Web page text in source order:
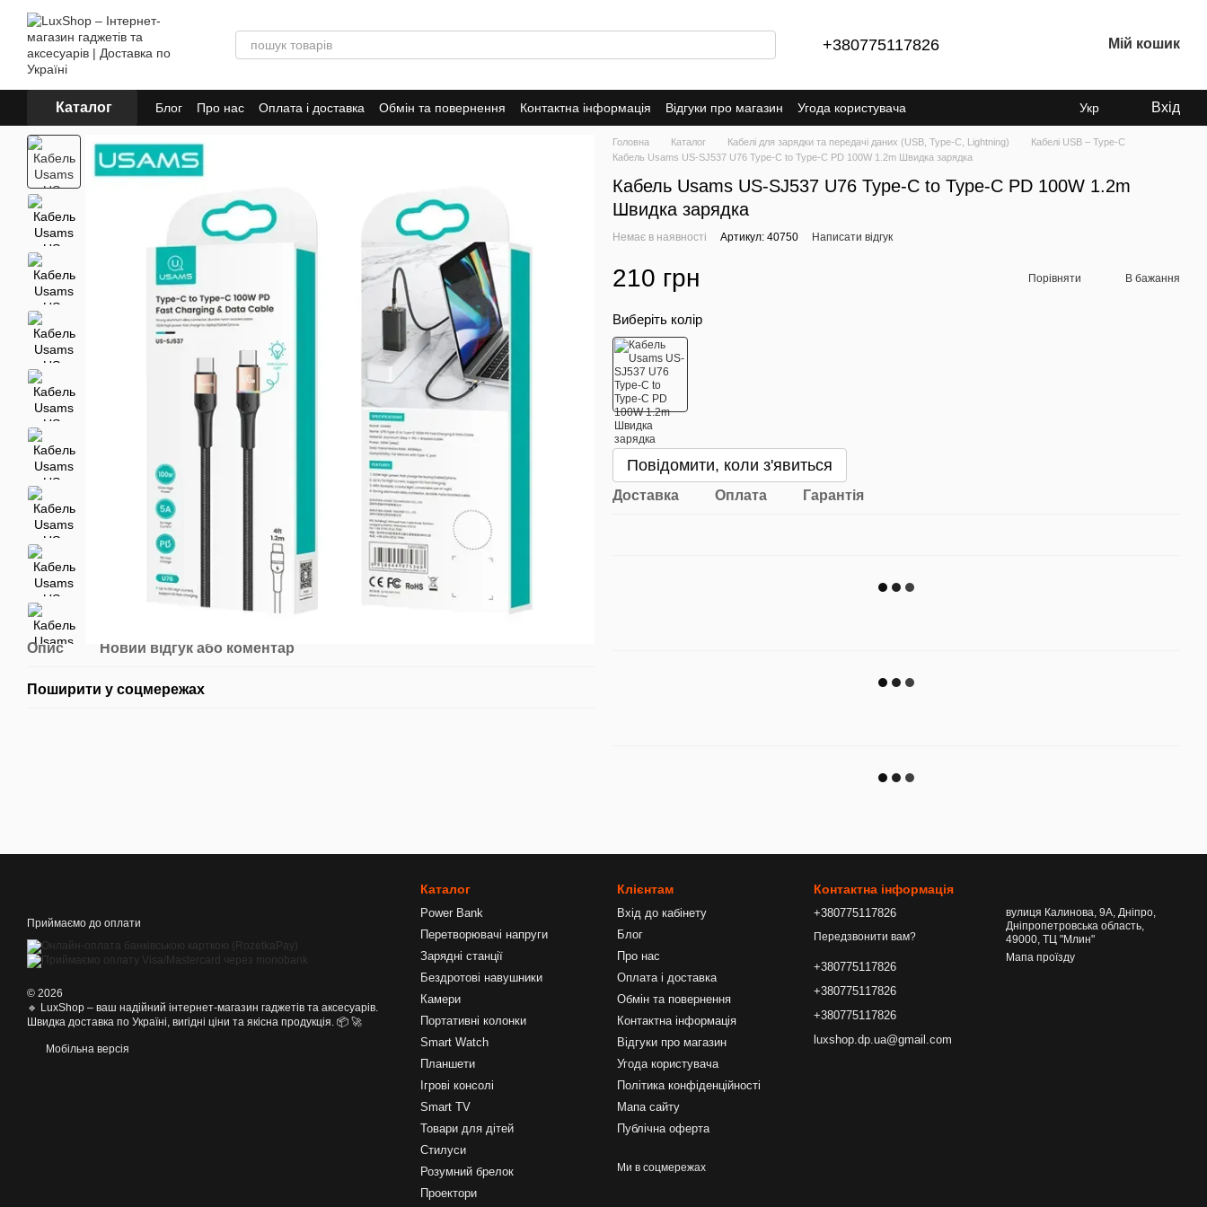
Перейти до основного контенту
+380775117826 Мій кошик
Каталог Блог Про нас Оплата і доставка Обмін та повернення Контактна інформація Відгуки про магазин
Угода користувача
Політика конфіденційності
Публічна оферта
Укр Вхід
Опис Новий відгук або коментар
Поширити у соцмережах
Головна Каталог Кабелі для зарядки та передачі даних (USB, Type-C, Lightning)
Кабелі USB – Type-C
Кабель Usams US-SJ537 U76 Type-C to Type-C PD 100W 1.2m Швидка зарядка
Кабель Usams US-SJ537 U76 Type-C to Type-C PD 100W 1.2m
Швидка зарядка
Немає в наявності Артикул: 40750 Написати відгук
210 грн Порівняти В бажання
Виберіть колір
Повідомити, коли з'явиться
Доставка Оплата Гарантія
Приймаємо до оплати
© 2026
🔹 LuxShop – ваш надійний інтернет-магазин гаджетів та аксесуарів.
Швидка доставка по Україні, вигідні ціни та якісна продукція. 📦 🚀
Мобільна версія
Каталог
Power Bank
Перетворювачі напруги
Зарядні станції
Бездротові навушники
Камери
Портативні колонки
Smart Watch
Планшети
Ігрові консолі
Smart TV
Товари для дітей
Стилуси
Розумний брелок
Проектори
Клієнтам
Вхід до кабінету
Блог
Про нас
Оплата і доставка
Обмін та повернення
Контактна інформація
Відгуки про магазин
Угода користувача
Політика конфіденційності
Мапа сайту
Публічна оферта
Ми в соцмережах
Контактна інформація
+380775117826
Передзвонити вам?
+380775117826
+380775117826
+380775117826
luxshop.dp.ua@gmail.com
вулиця Калинова, 9А, Дніпро,
Дніпропетровська область,
49000, ТЦ "Млин"
Мапа проїзду